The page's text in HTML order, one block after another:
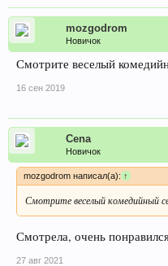
mozgodrom
Новичок
Смотрите веселый
16 сен 2019
Cena
Новичок
mozgodrom написал(а):↑
Смотрите веселый комедийный
Смотрела, очень
27 авг 2021